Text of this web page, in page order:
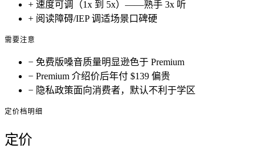
+ 速度可调（1x 到 5x）——熟手 3x 听
+ 阅读障碍/IEP 调适场景口碑硬
需要注意
− 免费版嗓音质量明显逊色于 Premium
− Premium 介绍价后年付 $139 偏贵
− 隐私政策面向消费者，默认不利于学区
定价档明细
定价